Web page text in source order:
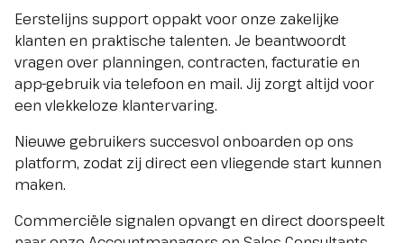
Eerstelijns support oppakt voor onze zakelijke
klanten en praktische talenten. Je beantwoordt
vragen over planningen, contracten, facturatie en
app-gebruik via telefoon en mail. Jij zorgt altijd voor
een vlekkeloze klantervaring.
Nieuwe gebruikers succesvol onboarden op ons
platform, zodat zij direct een vliegende start kunnen
maken.
Commerciële signalen opvangt en direct doorspeelt